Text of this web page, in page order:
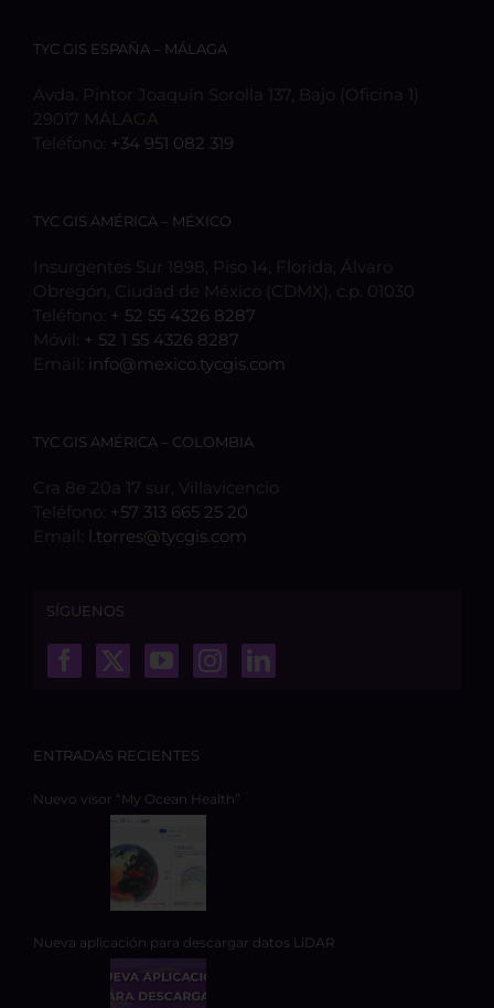
TYC GIS ESPAÑA – MÁLAGA
Avda. Pintor Joaquín Sorolla 137, Bajo (Oficina 1)
29017 MÁLAGA
Teléfono: +34 951 082 319
TYC GIS AMÉRICA – MÉXICO
Insurgentes Sur 1898, Piso 14, Florida, Álvaro
Obregón, Ciudad de México (CDMX), c.p. 01030
Teléfono: + 52 55 4326 8287
Móvil: + 52 1 55 4326 8287
Email: info@mexico.tycgis.com
TYC GIS AMÉRICA – COLOMBIA
Cra 8e 20a 17 sur, Villavicencio
Teléfono: +57 313 665 25 20
Email: l.torres@tycgis.com
SÍGUENOS
ENTRADAS RECIENTES
Nuevo visor “My Ocean Health”
Nueva aplicación para descargar datos LiDAR